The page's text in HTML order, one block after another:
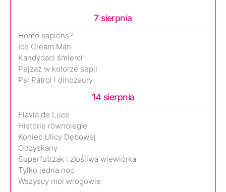
7 sierpnia
Homo sapiens?
Ice Cream Man
Kandydaci śmierci
Pejzaż w kolorze sepii
Psi Patrol i dinozaury
14 sierpnia
Flavia de Luce
Historie równoległe
Koniec Ulicy Dębowej
Odzyskany
Superfutrzak i złośliwa wiewiórka
Tylko jedna noc
Wszyscy moi wrogowie